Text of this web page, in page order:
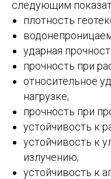
следующим
плотность
ударная
прочность при
относительное
нагрузке;
прочность при
устойчивость к
устойчивость к
излучению;
устойчивость к